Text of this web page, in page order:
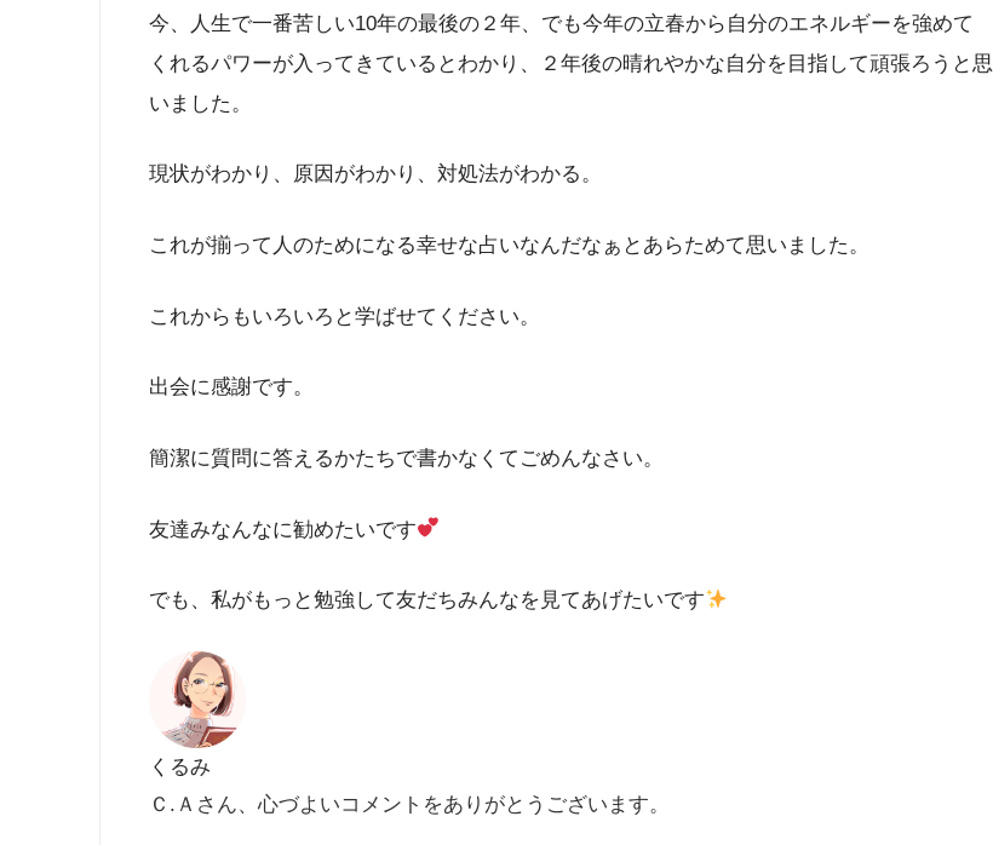
今、人生で一番苦しい10年の最後の２年、でも今年の立春から自分のエネルギーを強めて
くれるパワーが入ってきているとわかり、２年後の晴れやかな自分を目指して頑張ろうと思
いました。
現状がわかり、原因がわかり、対処法がわかる。
これが揃って人のためになる幸せな占いなんだなぁとあらためて思いました。
これからもいろいろと学ばせてください。
出会に感謝です。
簡潔に質問に答えるかたちで書かなくてごめんなさい。
友達みなんなに勧めたいです
でも、私がもっと勉強して友だちみんなを見てあげたいです
くるみ
Ｃ.Ａさん、心づよいコメントをありがとうございます。